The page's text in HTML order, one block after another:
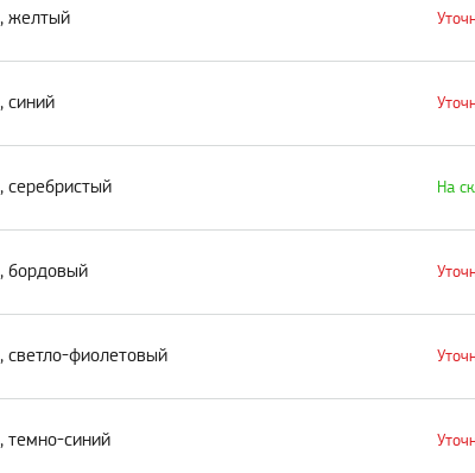
желтый
синий
серебристый На
бордовый
светло-фиолетовый
темно-синий